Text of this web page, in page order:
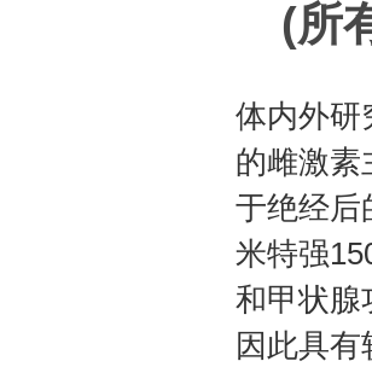
(所
体内外研
的雌激素
于绝经后
米特强
和甲状腺
因此具